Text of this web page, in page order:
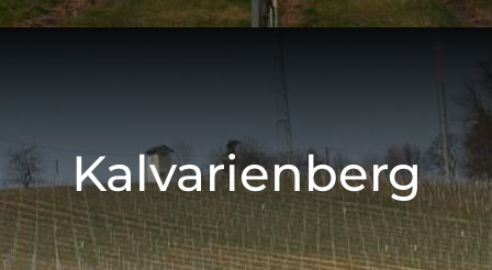
Kalvarienberg